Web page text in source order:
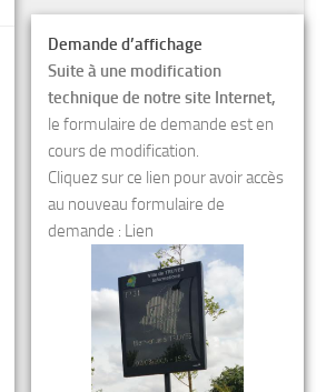
Demande d’affichage
Suite à une modification
technique de notre site Internet,
le formulaire de demande est en
cours de modification.
Cliquez sur ce lien pour avoir accès
au nouveau formulaire de
demande : Lien